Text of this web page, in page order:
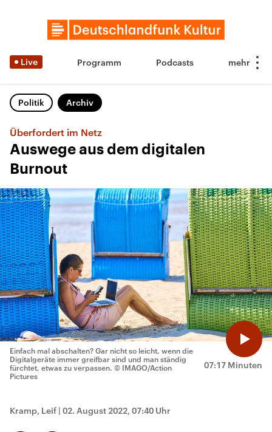
Live Programm Podcasts
Politik Archiv
Überfordert im Netz
Auswege aus dem digitalen
Burnout
07:17 Minuten
Einfach mal abschalten? Gar nicht so leicht, wenn die
Digitalgeräte immer greifbar sind und man ständig
fürchtet, etwas zu verpassen. © IMAGO/Action
Pictures
Kramp, Leif | 02. August 2022, 07:40 Uhr